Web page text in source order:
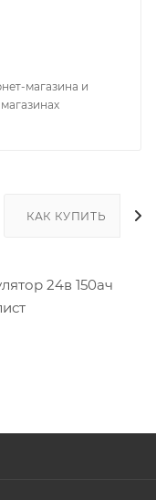
магазина и
КАК КУПИТЬ
24в 150ач